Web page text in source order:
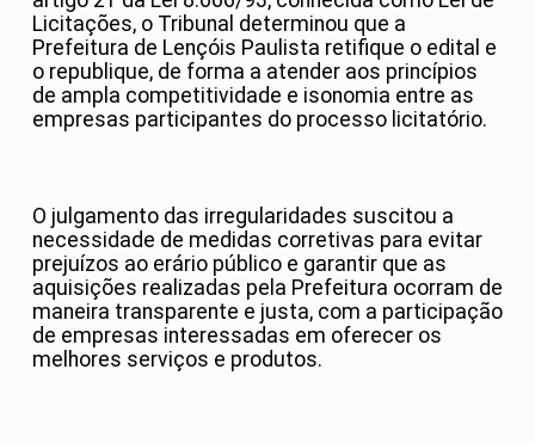
Licitações, o Tribunal determinou que a
Prefeitura de Lençóis Paulista retifique o edital e
o republique, de forma a atender aos princípios
de ampla competitividade e isonomia entre as
empresas participantes do processo licitatório.
O julgamento das irregularidades suscitou a
necessidade de medidas corretivas para evitar
prejuízos ao erário público e garantir que as
aquisições realizadas pela Prefeitura ocorram de
maneira transparente e justa, com a participação
de empresas interessadas em oferecer os
melhores serviços e produtos.